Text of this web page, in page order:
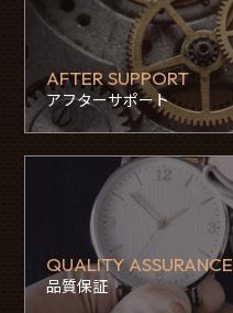
AFTER SUPPORT
アフターサポート
QUALITY ASSURANCE
品質保証